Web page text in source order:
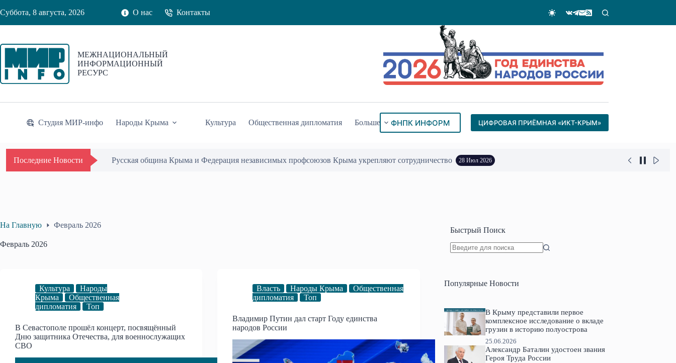
к
Суббота, 8 августа, 2026 О нас Контакты
МЕЖНАЦИОНАЛЬНЫЙ
ИНФОРМАЦИОННЫЙ
РЕСУРС
Студия МИР-инфо Народы Крыма Культура Общественная дипломатия Больше ФНПК ИНФОРМ ЦИФРОВАЯ ПРИЁМНАЯ «ИКТ-КРЫМ»
Последние Новости Русская община Крыма и Федерация независимых профсоюзов Крыма укрепляют сотрудничество 28 Июл 2026
На Главную Февраль 2026
Февраль 2026
Культура
Народы
Крыма
Общественная
дипломатия
Топ
В Севастополе прошёл концерт, посвящённый
Дню защитника Отечества, для военнослужащих
СВО
Власть Народы Крыма
Общественная
дипломатия
Топ
Владимир Путин дал старт Году единства
народов России
Быстрый Поиск
Популярные Новости
В Крыму представили первое
комплексное исследование о вкладе
грузин в историю полуострова
25.06.2026
Александр Баталин удостоен звания
Героя Труда России